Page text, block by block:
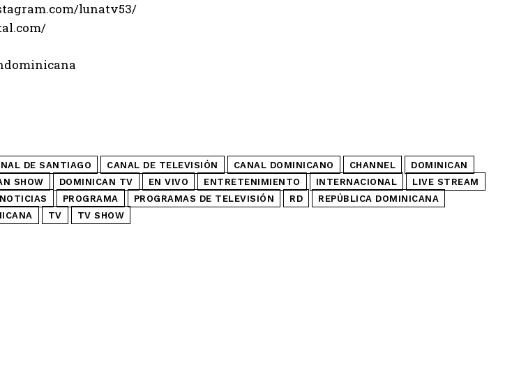
lunatv53/
DE SANTIAGO CANAL DE TELEVISIÓN CANAL DOMINICANO CHANNEL
DOMINICAN
SHOW DOMINICAN TV EN VIVO ENTRETENIMIENTO INTERNACIONAL
LIVE STREAM
NOTICIAS PROGRAMA PROGRAMAS DE TELEVISIÓN RD
REPÚBLICA DOMINICANA
TV TV SHOW